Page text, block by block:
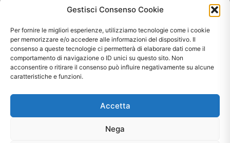
Gestisci Consenso Cookie
Per fornire le migliori esperienze, utilizziamo tecnologie come i cookie
per memorizzare e/o accedere alle informazioni del dispositivo. Il
consenso a queste tecnologie ci permetterà di elaborare dati come il
comportamento di navigazione o ID unici su questo sito. Non
acconsentire o ritirare il consenso può influire negativamente su alcune
caratteristiche e funzioni.
Accetta
Nega
Copyright 2025 - Giallo Sun sas di Sandonà Alessandro & C. | Via Roma 106,
35010 Massanzago PD | P.Iva: 03885160287
Sito web realizzato daOrezero Digital Agency